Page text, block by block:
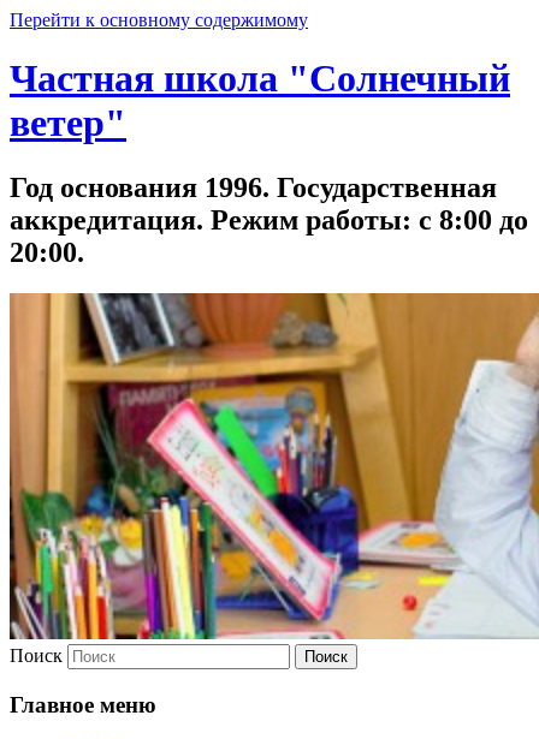
Перейти к основному содержимому
Частная школа "Солнечный
ветер"
Год основания 1996. Государственная
аккредитация. Режим работы: с 8:00 до
20:00.
Поиск
Главное меню